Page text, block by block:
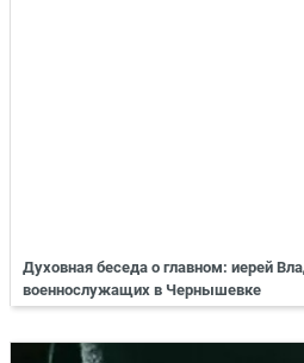
Духовная беседа о главном: иерей
военнослужащих в Чернышевке